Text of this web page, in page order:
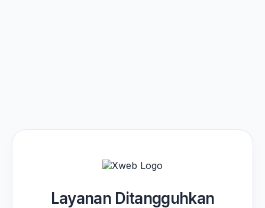
Layanan Ditangguhkan